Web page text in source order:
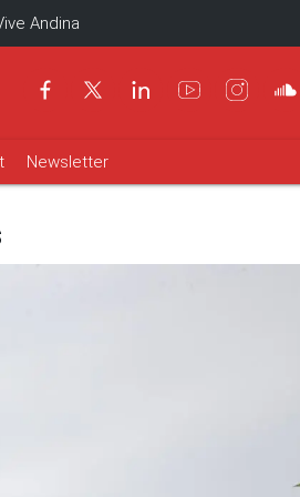
Andina
Newsletter